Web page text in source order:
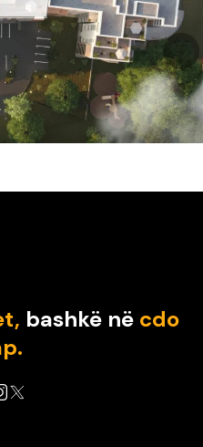
bashkë në cdo